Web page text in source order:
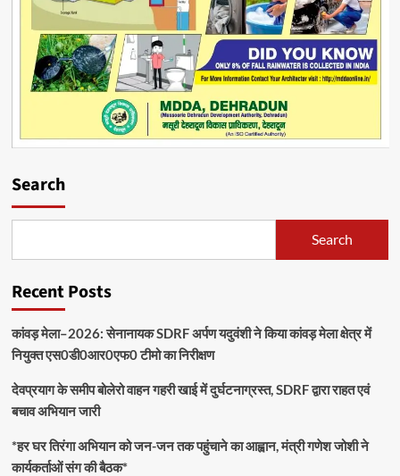
Search
Search
Recent Posts
कांवड़ मेला–2026: सेनानायक SDRF अर्पण यदुवंशी ने किया कांवड़ मेला क्षेत्र में
नियुक्त एस0डी0आर0एफ0 टीमो का निरीक्षण
देवप्रयाग के समीप बोलेरो वाहन गहरी खाई में दुर्घटनाग्रस्त, SDRF द्वारा राहत एवं
बचाव अभियान जारी
*हर घर तिरंगा अभियान को जन-जन तक पहुंचाने का आह्वान, मंत्री गणेश जोशी ने
कार्यकर्ताओं संग की बैठक*